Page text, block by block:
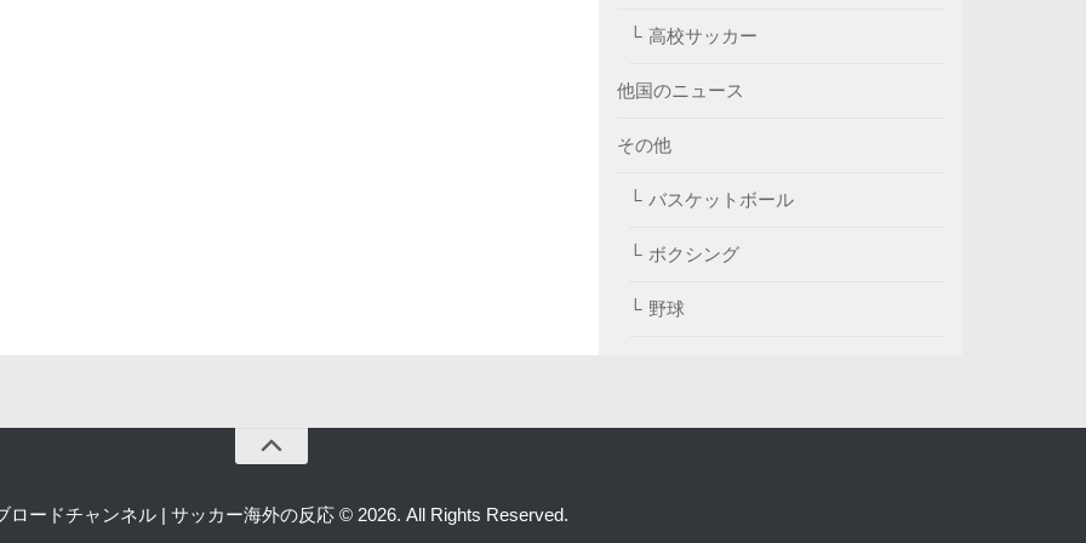
高校サッカー
他国のニュース
その他
バスケットボール
ボクシング
野球
ロードチャンネル | サッカー海外の反応 © 2026. All Rights Reserved.